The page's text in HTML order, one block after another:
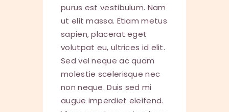
purus est vestibulum. Nam
ut elit massa. Etiam metus
sapien, placerat eget
volutpat eu, ultrices id elit.
Sed vel neque ac quam
molestie scelerisque nec
non neque. Duis sed mi
augue imperdiet eleifend.